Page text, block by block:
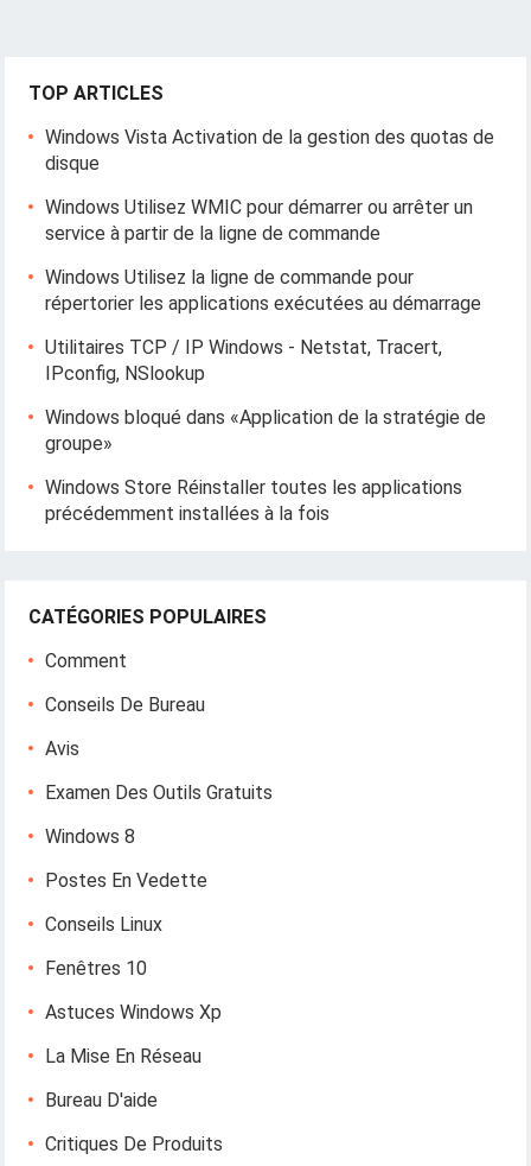
TOP ARTICLES
Windows Vista Activation de la gestion des quotas de
disque
Windows Utilisez WMIC pour démarrer ou arrêter un
service à partir de la ligne de commande
Windows Utilisez la ligne de commande pour
répertorier les applications exécutées au démarrage
Utilitaires TCP / IP Windows - Netstat, Tracert,
IPconfig, NSlookup
Windows bloqué dans «Application de la stratégie de
groupe»
Windows Store Réinstaller toutes les applications
précédemment installées à la fois
CATÉGORIES POPULAIRES
Comment
Conseils De Bureau
Avis
Examen Des Outils Gratuits
Windows 8
Postes En Vedette
Conseils Linux
Fenêtres 10
Astuces Windows Xp
La Mise En Réseau
Bureau D'aide
Critiques De Produits